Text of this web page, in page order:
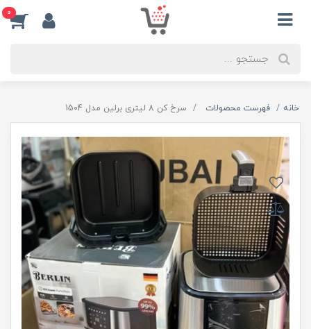
0
خانه فهرست محصولات سرخ کن 8 لیتری برلین مدل 1504